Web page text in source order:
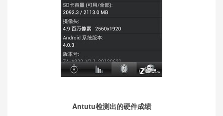
Antutu检测出的硬件成绩